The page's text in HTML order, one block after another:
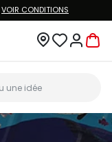
VOIR CONDITIONS